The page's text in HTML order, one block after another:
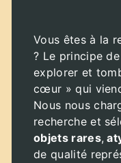
Vous êtes à la
? Le principe
explorer et
cœur » qui
Nous nous
recherche et
objets rares,
de qualité